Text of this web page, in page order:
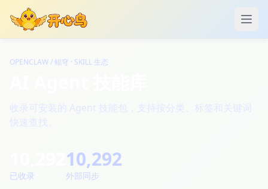
打开
OPENCLAW / 鲲穹 · SKILL 生态
收录可安装的 Agent 技能包，支持按分类、标签和关键词
快速查找。
已收录
10,292
外部同步